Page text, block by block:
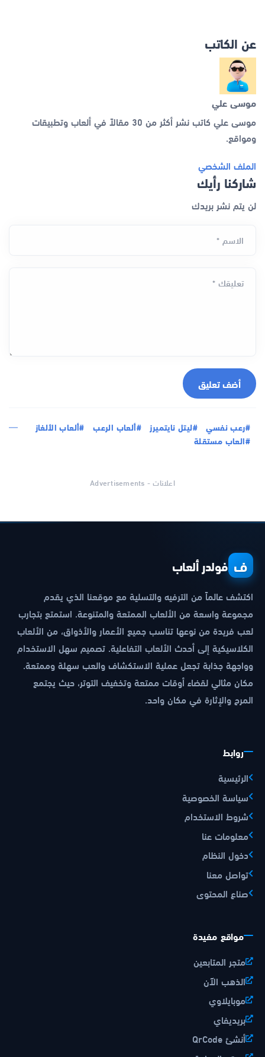
عن الكاتب
موسى علي
موسى علي كاتب نشر أكثر من 30 مقالاً في ألعاب وتطبيقات
ومواقع.
الملف الشخصي
شاركنا رأيك
لن يتم نشر بريدك
الاسم *
تعليقك *
أضف تعليق
#رعب نفسي #ليتل نايتميرز #ألعاب الرعب
#ألعاب الألغاز
#العاب مستقلة
اعلانات - Advertisements
ف فولدر ألعاب
اكتشف عالماً من الترفيه والتسلية مع موقعنا الذي يقدم
مجموعة واسعة من الألعاب الممتعة والمتنوعة. استمتع بتجارب
لعب فريدة من نوعها تناسب جميع الأعمار والأذواق، من الألعاب
الكلاسيكية إلى أحدث الألعاب التفاعلية. تصميم سهل الاستخدام
وواجهة جذابة تجعل عملية الاستكشاف والعب سهلة وممتعة.
مكان مثالي لقضاء أوقات ممتعة وتخفيف التوتر، حيث يجتمع
المرح والإثارة في مكان واحد.
روابط
الرئيسية
سياسة الخصوصية
شروط الاستخدام
معلومات عنا
دخول النظام
تواصل معنا
صناع المحتوى
مواقع مفيدة
متجر المتابعين
الذهب الآن
موبايلاوي
بريديفاي
أنشئ QrCode